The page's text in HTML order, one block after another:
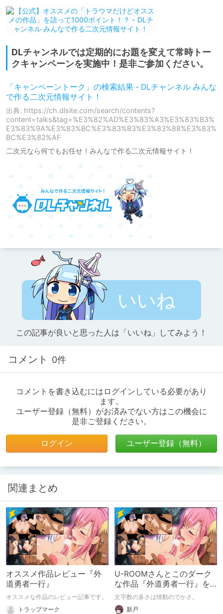
DLチャンネルでは定期的にお題を変えて常時トー
クキャンペーンを実施中！是非ご参加ください。
「キャンペーントーク」の検索結果 - DLチャンネル みんな
で作る二次元情報サイト！
出典: https://ch.dlsite.com/search/contents?
content=talks&tag=%E3%82%AD%E3%83%A3%E3%83%B3%
E3%83%9A%E3%83%BC%E3%83%B3%E3%83%88%E3%83%
BC%E3%82%AF
二次元なら何でもお任せ！みんなで作る二次元情報サイト！
いいね
この記事が良いと思った人は「いいね」してみよう！
コメント 0件
コメントを書き込むにはログインしている必要があり
ます。
ユーザー登録（無料）がお済みでない方はこの機会に
是非ご登録ください。
ログイン ユーザー登録（無料）
関連まとめ
オススメ作品レビュー『外
道勇者一行』
オススメな作品のレビュー記事です。
トラップマーク
U-ROOMさんとこのダーク
な作品『外道勇者一行』を
プレイして、崩壊ルートの
重さに備えようとした話。
文字数の多さは情動のでかさ。
新戸